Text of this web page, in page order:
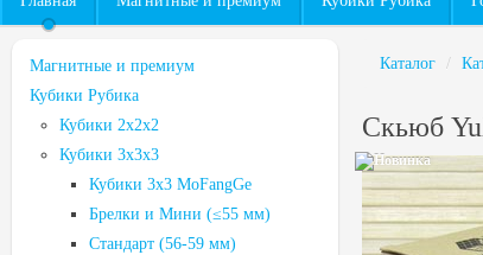
Магнитные и премиум
Кубики Рубика
Кубики 2x2x2
Кубики 3х3х3
Кубики 3х3 MoFangGe
Брелки и Мини (≤55 мм)
Стандарт (56-59 мм)
Каталог /
Скьюб